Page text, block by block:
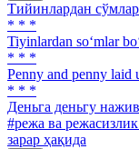
Тийинлардан
* * *
Tiyinlardan so‘mlar
* * *
Penny and penny laid
* * *
Деньга деньгу
#режа ва
зарар ҳақида